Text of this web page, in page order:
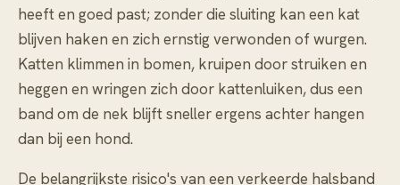
heeft en goed past; zonder die sluiting kan een kat
blijven haken en zich ernstig verwonden of wurgen.
Katten klimmen in bomen, kruipen door struiken en
heggen en wringen zich door kattenluiken, dus een
band om de nek blijft sneller ergens achter hangen
dan bij een hond.
De belangrijkste risico's van een verkeerde halsband